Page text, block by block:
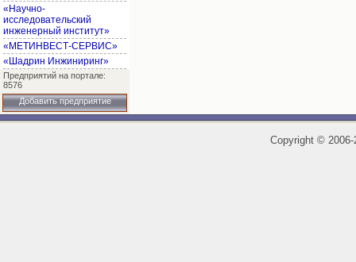
«Научно-
исследовательский
инженерный институт»
«МЕТИНВЕСТ-СЕРВИС»
«Шадрин Инжиниринг»
Предприятий на портале:
8576
Добавить предприятие
Copyright ©